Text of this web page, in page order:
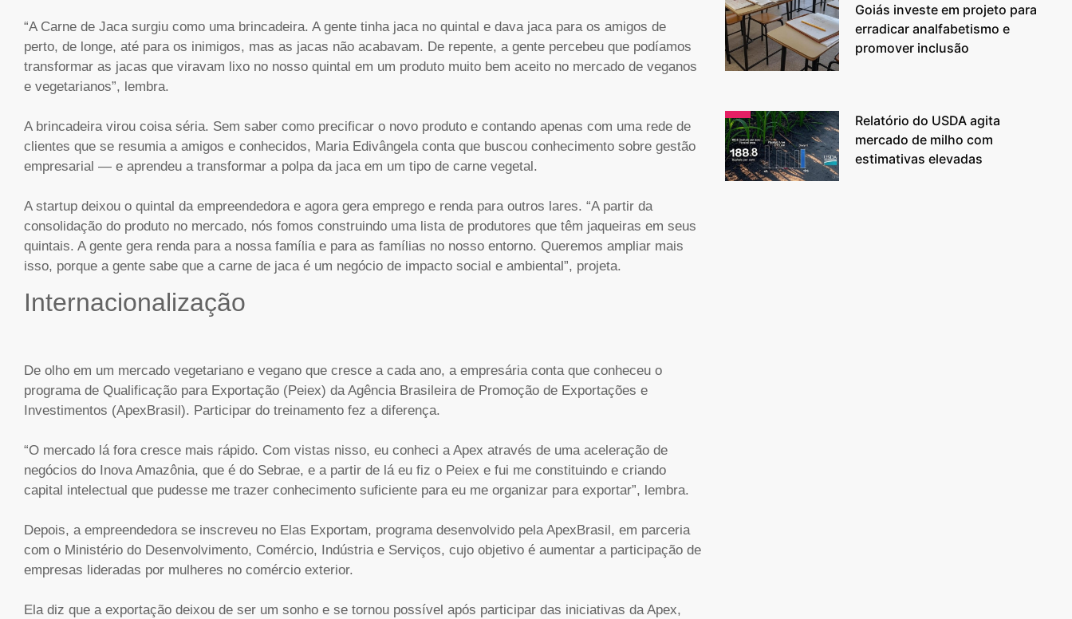
“A Carne de Jaca surgiu como uma brincadeira. A gente tinha jaca no quintal e dava jaca para os amigos de
perto, de longe, até para os inimigos, mas as jacas não acabavam. De repente, a gente percebeu que podíamos
transformar as jacas que viravam lixo no nosso quintal em um produto muito bem aceito no mercado de veganos
e vegetarianos”, lembra.
A brincadeira virou coisa séria. Sem saber como precificar o novo produto e contando apenas com uma rede de
clientes que se resumia a amigos e conhecidos, Maria Edivângela conta que buscou conhecimento sobre gestão
empresarial — e aprendeu a transformar a polpa da jaca em um tipo de carne vegetal.
A startup deixou o quintal da empreendedora e agora gera emprego e renda para outros lares. “A partir da
consolidação do produto no mercado, nós fomos construindo uma lista de produtores que têm jaqueiras em seus
quintais. A gente gera renda para a nossa família e para as famílias no nosso entorno. Queremos ampliar mais
isso, porque a gente sabe que a carne de jaca é um negócio de impacto social e ambiental”, projeta.
Internacionalização
De olho em um mercado vegetariano e vegano que cresce a cada ano, a empresária conta que conheceu o
programa de Qualificação para Exportação (Peiex) da Agência Brasileira de Promoção de Exportações e
Investimentos (ApexBrasil). Participar do treinamento fez a diferença.
“O mercado lá fora cresce mais rápido. Com vistas nisso, eu conheci a Apex através de uma aceleração de
negócios do Inova Amazônia, que é do Sebrae, e a partir de lá eu fiz o Peiex e fui me constituindo e criando
capital intelectual que pudesse me trazer conhecimento suficiente para eu me organizar para exportar”, lembra.
Depois, a empreendedora se inscreveu no Elas Exportam, programa desenvolvido pela ApexBrasil, em parceria
com o Ministério do Desenvolvimento, Comércio, Indústria e Serviços, cujo objetivo é aumentar a participação de
empresas lideradas por mulheres no comércio exterior.
Ela diz que a exportação deixou de ser um sonho e se tornou possível após participar das iniciativas da Apex,
Goiás investe em projeto para
erradicar analfabetismo e
promover inclusão
Relatório do USDA agita
mercado de milho com
estimativas elevadas